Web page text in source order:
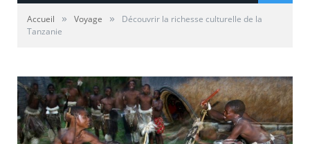
Accueil » Voyage »
Découvrir la richesse culturelle de la
Tanzanie